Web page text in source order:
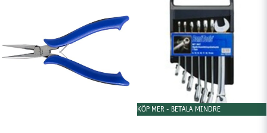
KÖP MER - BETALA MINDRE